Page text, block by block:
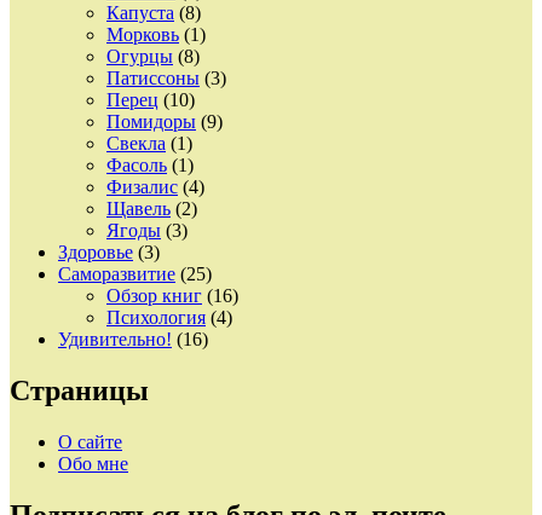
Капуста (8)
Морковь (1)
Огурцы (8)
Патиссоны (3)
Перец (10)
Помидоры (9)
Свекла (1)
Фасоль (1)
Физалис (4)
Щавель (2)
Ягоды (3)
Здоровье (3)
Саморазвитие (25)
Обзор книг (16)
Психология (4)
Удивительно! (16)
Страницы
О сайте
Обо мне